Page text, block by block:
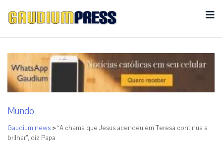
Mundo
Gaudium news >“A chama que Jesus acendeu em Teresa continua a
brilhar”, diz Papa